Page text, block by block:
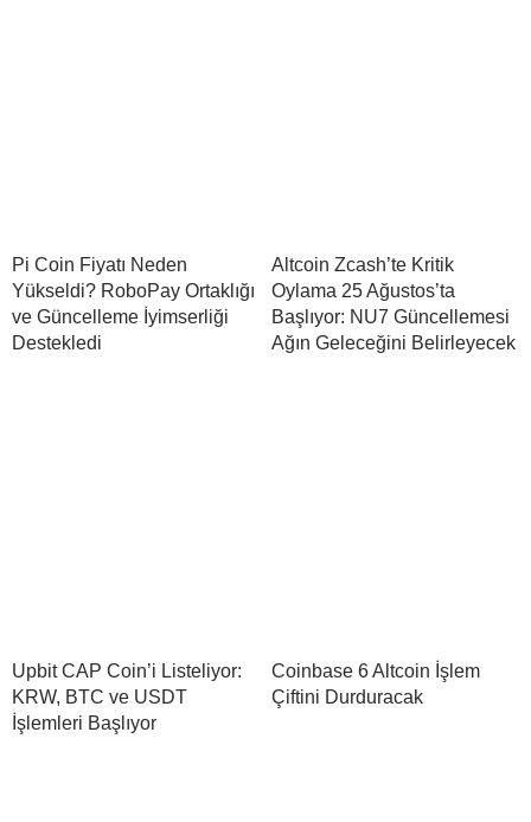
Pi Coin Fiyatı Neden
Yükseldi? RoboPay Ortaklığı
ve Güncelleme İyimserliği
Destekledi
Altcoin Zcash’te Kritik
Oylama 25 Ağustos’ta
Başlıyor: NU7 Güncellemesi
Ağın Geleceğini Belirleyecek
Upbit CAP Coin’i Listeliyor:
KRW, BTC ve USDT
İşlemleri Başlıyor
Coinbase 6 Altcoin İşlem
Çiftini Durduracak